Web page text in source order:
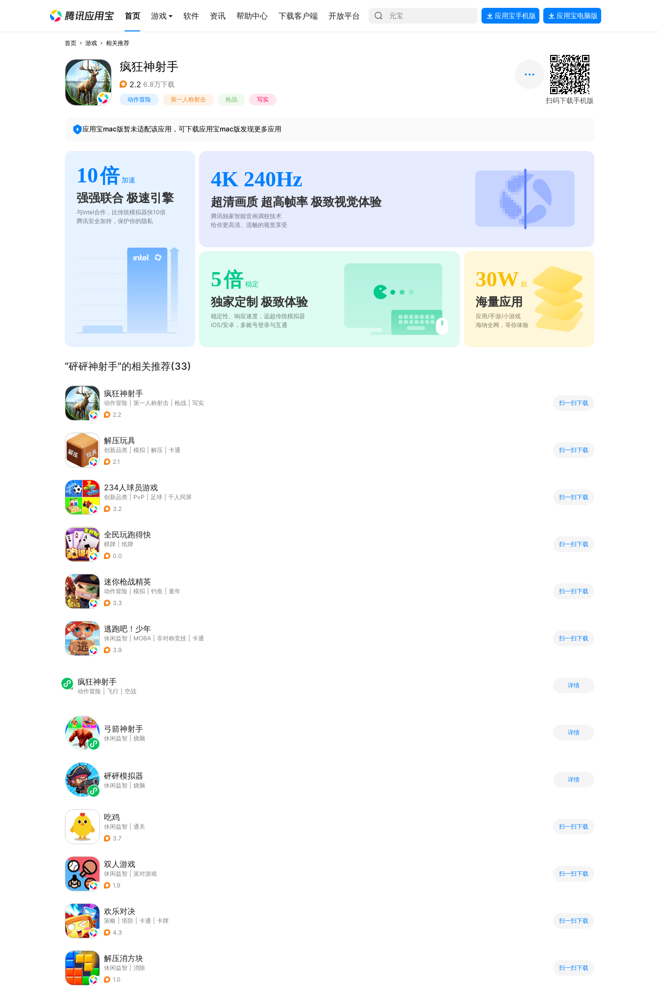
首页 游戏 软件 资讯 帮助中心 下载客户端 开放平台 应用宝手机版 应用宝电脑版
首页 游戏 相关推荐
疯狂神射手
2.2 6.8万下载
动作冒险 第一人称射击 枪战 写实 扫码下载手机版
应用宝mac版暂未适配该应用，可下载应用宝mac版发现更多应用
10倍 加速
强强联合 极速引擎
与intel合作，比传统模拟器快10倍
腾讯安全加持，保护你的隐私
4K 240Hz
超清画质 超高帧率 极致视觉体验
腾讯独家智能音画调校技术
给你更高清、流畅的视觉享受
5倍 稳定
独家定制 极致体验
稳定性、响应速度，远超传统模拟器
iOS/安卓，多账号登录与互通
30W 款
海量应用
应用/手游/小游戏
海纳全网，等你体验
“砰砰神射手”的相关推荐(33)
疯狂神射手
动作冒险 第一人称射击 枪战
写实
2.2
扫一扫下载
解压玩具
创新品类 模拟 解压
卡通
2.1
扫一扫下载
234人球员游戏
创新品类 PvP 足球
千人同屏
3.2
扫一扫下载
全民玩跑得快
棋牌
纸牌
0.0
扫一扫下载
迷你枪战精英
动作冒险 模拟 钓鱼
童年
3.3
扫一扫下载
逃跑吧！少年
休闲益智 MOBA 非对称竞技
卡通
3.9
扫一扫下载
疯狂神射手
动作冒险 飞行 空战
详情
弓箭神射手
休闲益智 烧脑
详情
砰砰模拟器
休闲益智 烧脑
详情
吃鸡
休闲益智
通关
3.7
扫一扫下载
双人游戏
休闲益智
派对游戏
1.9
扫一扫下载
欢乐对决
策略 塔防 卡通
卡牌
4.3
扫一扫下载
解压消方块
休闲益智
消除
1.0
扫一扫下载